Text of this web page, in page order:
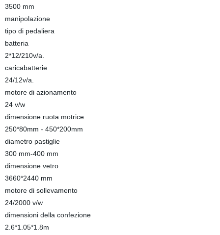
3500 mm
manipolazione
tipo di pedaliera
batteria
2*12/210v/a.
caricabatterie
24/12v/a.
motore di azionamento
24 v/w
dimensione ruota motrice
250*80mm - 450*200mm
diametro pastiglie
300 mm-400 mm
dimensione vetro
3660*2440 mm
motore di sollevamento
24/2000 v/w
dimensioni della confezione
2.6*1.05*1.8m